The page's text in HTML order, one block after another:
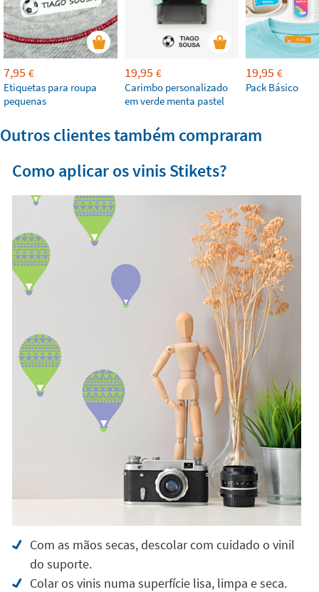
7,95 €
Etiquetas para roupa
pequenas
19,95 €
Carimbo personalizado
em verde menta pastel
19,95 €
Pack Básico
Outros clientes também compraram
Como aplicar os vinis Stikets?
Com as mãos secas, descolar com cuidado o vinil
do suporte.
Colar os vinis numa superfície lisa, limpa e seca.